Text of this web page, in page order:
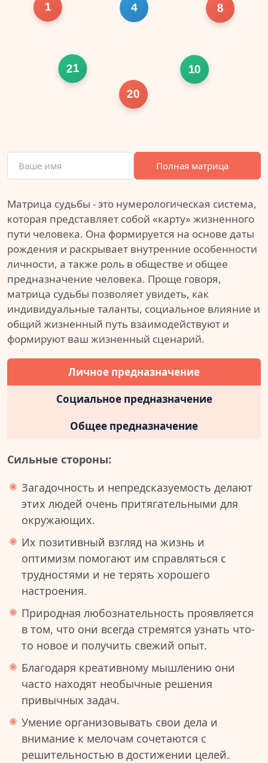
1 8
20
10
21
4
Полная матрица
Матрица судьбы - это нумерологическая система,
которая представляет собой «карту» жизненного
пути человека. Она формируется на основе даты
рождения и раскрывает внутренние особенности
личности, а также роль в обществе и общее
предназначение человека. Проще говоря,
матрица судьбы позволяет увидеть, как
индивидуальные таланты, социальное влияние и
общий жизненный путь взаимодействуют и
формируют ваш жизненный сценарий.
Личное предназначение
Социальное предназначение
Общее предназначение
Сильные стороны:
Загадочность и непредсказуемость делают
этих людей очень притягательными для
окружающих.
Их позитивный взгляд на жизнь и
оптимизм помогают им справляться с
трудностями и не терять хорошего
настроения.
Природная любознательность проявляется
в том, что они всегда стремятся узнать что-
то новое и получить свежий опыт.
Благодаря креативному мышлению они
часто находят необычные решения
привычных задач.
Умение организовывать свои дела и
внимание к мелочам сочетаются с
решительностью в достижении целей.